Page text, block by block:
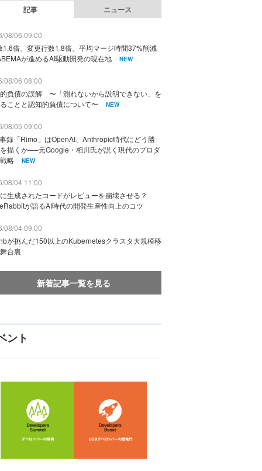
記事 ニュース
08/06 09:00
1.6倍、変更行数1.8倍、平均マージ時間37%削減
が進めるAI駆動開発の現在地
NEW
08/06 08:00
負債の誤解 〜「測れないから説明できない」を
ことと認知的負債について〜
NEW
08/05 09:00
録「Rimo」はOpenAI、Anthropic時代にどう勝
描くか──元Google・相川氏が説く現代のプロダ
略
NEW
08/04 11:00
生成されたコードがレビューを崩壊させる？
が語るAI時代の開発生産性向上のコツ
08/04 09:00
が挑んだ150以上のKubernetesクラスタ大規模移
台裏
新着記事一覧を見る
ント